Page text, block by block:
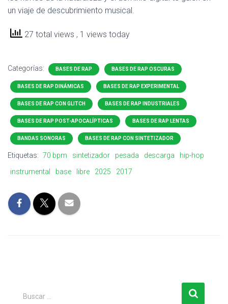
un viaje de descubrimiento musical.
27 total views , 1 views today
Categorías: BASES DE RAP BASES DE RAP OSCURAS
BASES DE RAP DINÁMICAS BASES DE RAP EXPERIMENTAL
BASES DE RAP CON GLITCH BASES DE RAP INDUSTRIALES
BASES DE RAP POST-APOCALÍPTICAS BASES DE RAP LENTAS
BANDAS SONORAS BASES DE RAP CON SINTETIZADOR
Etiquetas: 70 bpm sintetizador pesada descarga
hip-hop
instrumental
base libre 2025 2017
u
Buscar …